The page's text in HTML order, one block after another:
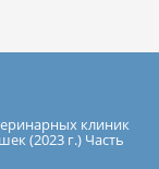
клиник
(2023 г.) Часть